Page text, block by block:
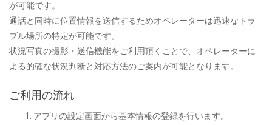
が可能です。
通話と同時に位置情報を送信するためオペレーターは迅速なトラ
ブル場所の特定が可能です。
状況写真の撮影・送信機能をご利用頂くことで、オペレーターに
よる的確な状況判断と対応方法のご案内が可能となります。
ご利用の流れ
アプリの設定画面から基本情報の登録を行います。